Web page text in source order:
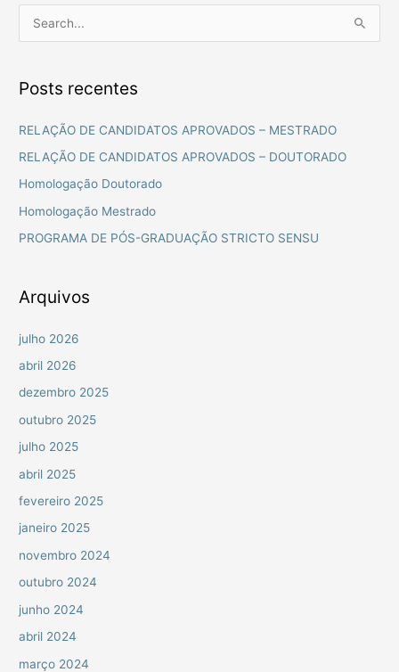
q
u
r
p
r
Posts recentes
RELAÇÃO DE CANDIDATOS APROVADOS – MESTRADO
RELAÇÃO DE CANDIDATOS APROVADOS – DOUTORADO
Homologação Doutorado
Homologação Mestrado
PROGRAMA DE PÓS-GRADUAÇÃO STRICTO SENSU
Arquivos
julho 2026
abril 2026
dezembro 2025
outubro 2025
julho 2025
abril 2025
fevereiro 2025
janeiro 2025
novembro 2024
outubro 2024
junho 2024
abril 2024
março 2024